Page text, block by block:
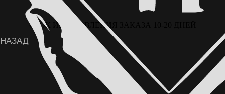
ВОЗМОЖНА ОПЛАТА ЧАСТЯМИ ЧЕРЕЗ
СЕРВИС «ДОЛЯМИ» ОТ Т-БАНКА
СРОК ИЗГОТОВЛЕНИЯ ЗАКАЗА 10-20 ДНЕЙ